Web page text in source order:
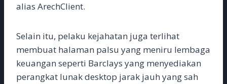
alias ArechClient.
Selain itu, pelaku kejahatan juga terlihat
membuat halaman palsu yang meniru lembaga
keuangan seperti Barclays yang menyediakan
perangkat lunak desktop jarak jauh yang sah